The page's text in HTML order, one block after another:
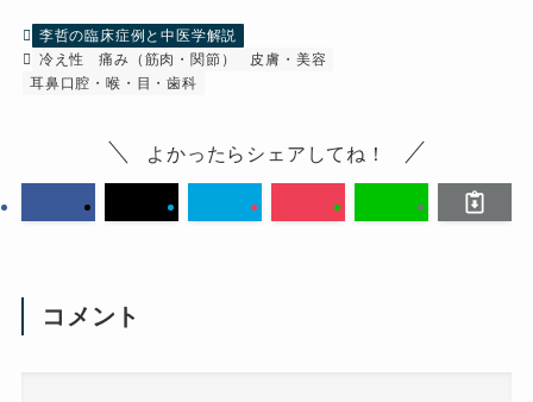
李哲の臨床症例と中医学解説
冷え性
痛み（筋肉・関節）
皮膚・美容
耳鼻口腔・喉・目・歯科
よかったらシェアしてね！
コメント